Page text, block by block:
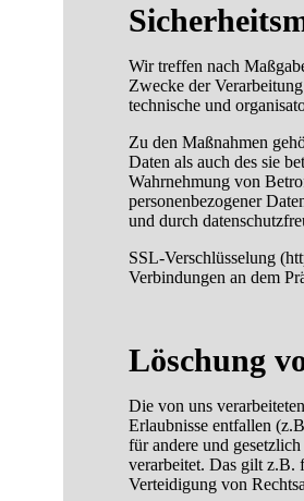
Wir treffen nach
Zwecke der
technische und
Zu den Maßnahmen
Daten als auch des sie
Wahrnehmung von
personenbezogener
und durch
SSL-Verschlüsselung
Verbindungen an dem
Löschung
Die von uns
Erlaubnisse entfallen
für andere und
verarbeitet. Das gilt z.B.
Verteidigung von